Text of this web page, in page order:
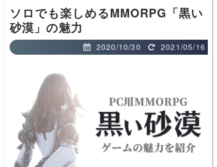
ソロでも楽しめるMMORPG「黒い
砂漠」の魅力
2020/10/30 2021/05/16